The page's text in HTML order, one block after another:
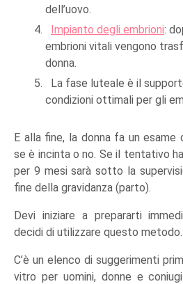
dell’uovo.
Impianto degli embrioni:
embrioni vitali vengono
donna.
La fase luteale è il
condizioni ottimali per gli
E alla fine, la donna fa un esame
se è incinta o no. Se il tentativo
per 9 mesi sarà sotto la
fine della gravidanza (parto).
Devi iniziare a prepararti
decidi di utilizzare questo metodo.
C’è un elenco di suggerimenti
vitro per uomini, donne e